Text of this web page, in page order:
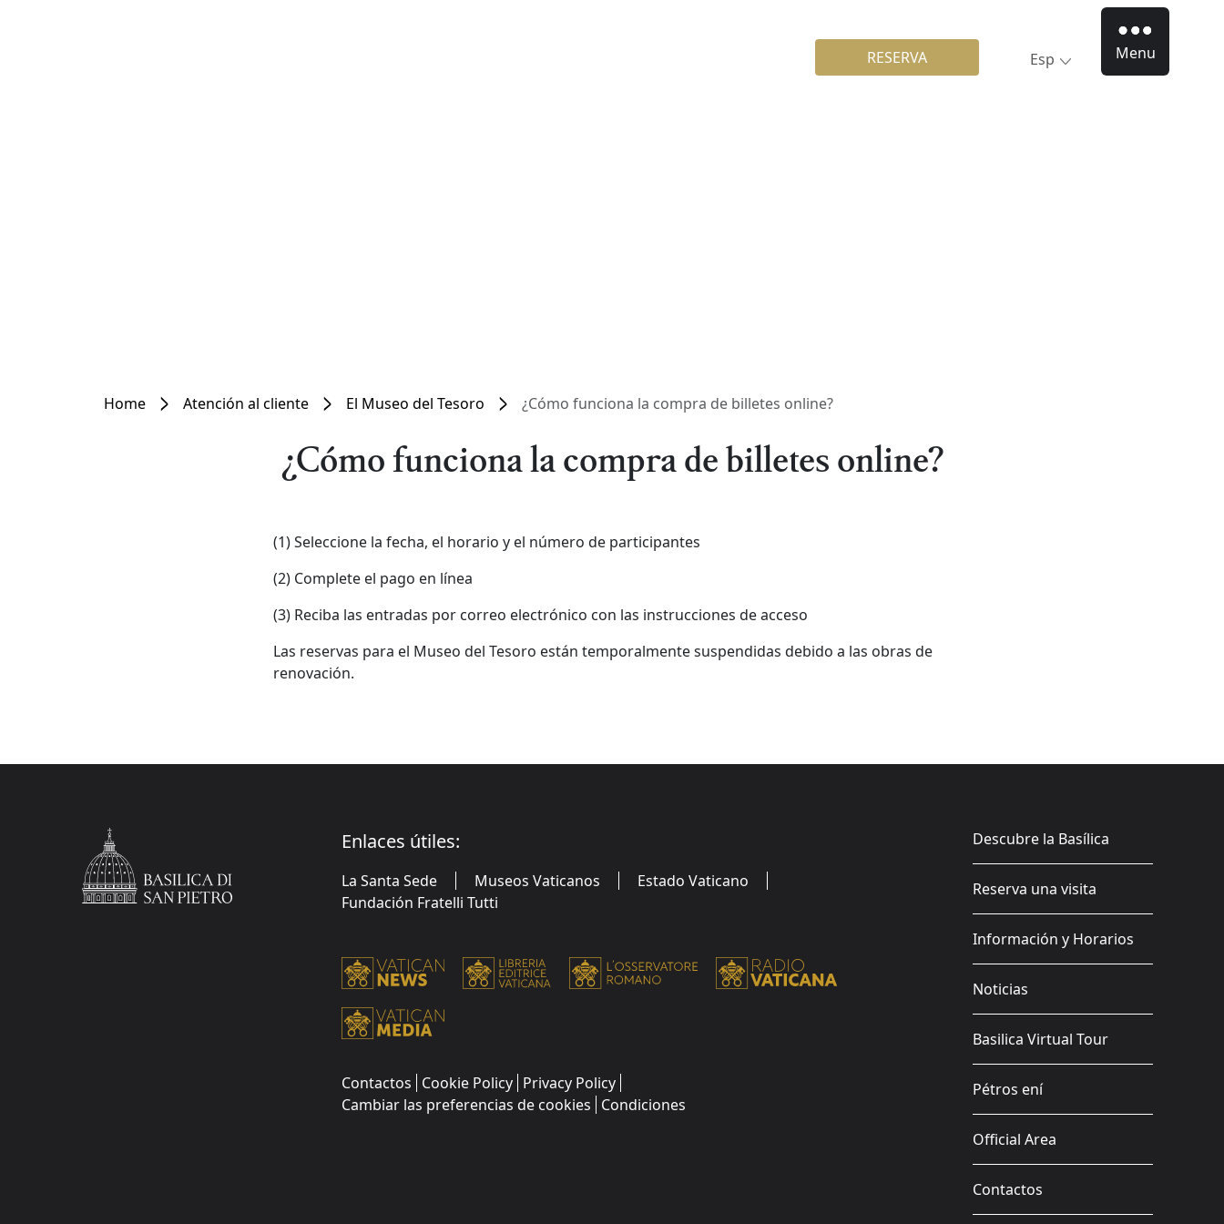
RESERVA Esp Menu
Home Atención al cliente El Museo del Tesoro ¿Cómo funciona la compra de billetes online?
¿Cómo funciona la compra de billetes online?
(1) Seleccione la fecha, el horario y el número de participantes
(2) Complete el pago en línea
(3) Reciba las entradas por correo electrónico con las instrucciones de acceso
Las reservas para el Museo del Tesoro están temporalmente suspendidas debido a las obras de
renovación.
Enlaces útiles:
La Santa Sede Museos Vaticanos
Estado Vaticano
Fundación Fratelli Tutti
Contactos Cookie Policy Privacy Policy
Cambiar las preferencias de cookies Condiciones
Descubre la Basílica
Reserva una visita
Información y Horarios
Noticias
Basilica Virtual Tour
Pétros ení
Official Area
Contactos